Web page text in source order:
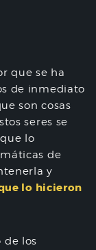
que se ha
de inmediato
son cosas
seres se
lo
de
y
lo hicieron
de los